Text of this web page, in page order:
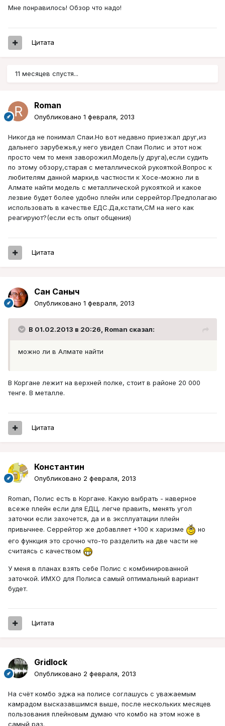
Мне понравилось! Обзор что надо!
Цитата
11 месяцев спустя...
Roman
Опубликовано 1 февраля, 2013
Никогда не понимал Спаи.Но вот недавно приезжал друг,из
дальнего зарубежья,у него увидел Спаи Полис и этот нож
просто чем то меня заворожил.Модель(у друга),если судить
по этому обзору,старая с металлической рукояткой.Вопрос к
любителям данной марки,в частности к Хосе-можно ли в
Алмате найти модель с металлической рукояткой и какое
лезвие будет более удобно плейн или серрейтор.Предполагаю
использовать в качестве ЕДС.Да,кстати,СМ на него как
реагируют?(если есть опыт общения)
Цитата
Сан Саныч
Опубликовано 1 февраля, 2013
В 01.02.2013 в 20:26, Roman сказал:
можно ли в Алмате найти
В Коргане лежит на верхней полке, стоит в районе 20 000
тенге. В металле.
Цитата
Константин
Опубликовано 2 февраля, 2013
Roman, Полис есть в Коргане. Какую выбрать - наверное
всеже плейн если для ЕДЦ, легче править, менять угол
заточки если захочется, да и в эксплуатации плейн
привычнее. Серрейтор же добавляет +100 к харизме
но
его функция это срочно что-то разделить на две части не
считаясь с качеством
У меня в планах взять себе Полис с комбинированной
заточкой. ИМХО для Полиса самый оптимальный вариант
будет.
Цитата
Gridlock
Опубликовано 2 февраля, 2013
На счёт комбо эджа на полисе соглашусь с уважаемым
камрадом высказавшимся выше, после нескольких месяцев
пользования плейновым думаю что комбо на этом ноже в
самый раз.